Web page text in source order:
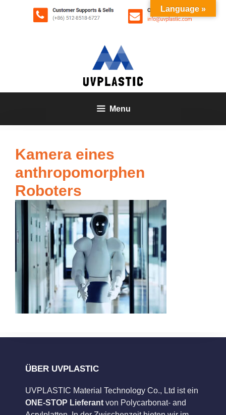
Menu
Kamera eines
anthropomorphen
Roboters
ÜBER UVPLASTIC
UVPLASTIC Material Technology Co., Ltd ist ein
ONE-STOP Lieferant von Polycarbonat- and
Language »